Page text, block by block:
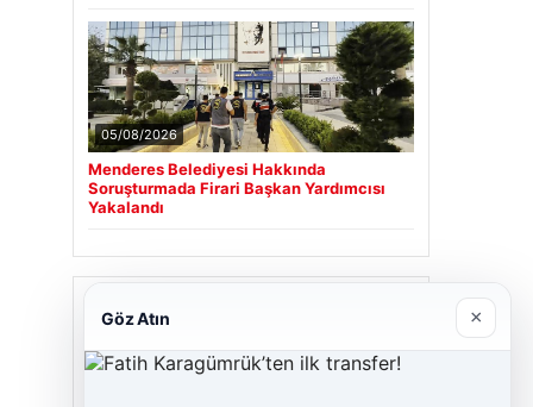
05/08/2026
Menderes Belediyesi Hakkında
Soruşturmada Firari Başkan Yardımcısı
Yakalandı
Cengiz Sigorta
Göz Atın ×